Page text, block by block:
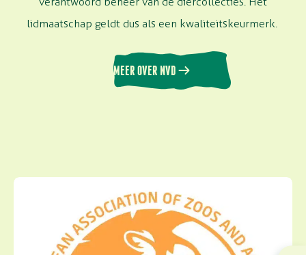
lidmaatschap geldt dus als een kwaliteitskeurmerk.
MEER OVER NVD